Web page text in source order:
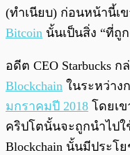
(ทำเนียบ) ก่อนหน้านี้เ
Bitcoin นั้นเป็นสิ่ง “ที่ถู
อดีต CEO Starbucks ก
Blockchain ในระหว่าง
มกราคมปี 2018 โดยเ
คริปโตนั้นจะถูกนำไป
Blockchain นั้นมีประโ